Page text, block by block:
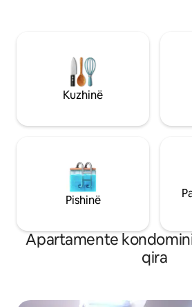
këmbë nga stacioni i autobusit
4 km nga Le Boël: shteg për varkë,
shëtitje, marrje me qira e kajakëve.
Qendra e Rennes: 20 minuta ose me
Kuzhinë
Pishinë
Apartamente
qira